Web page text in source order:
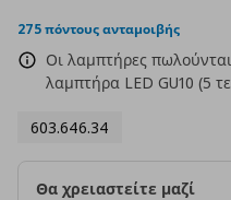
rating
275 πόντους ανταμοιβής
Οι λαμπτήρες
λαμπτήρα LED GU10 (5
603.646.34
Θα χρειαστείτε μαζί